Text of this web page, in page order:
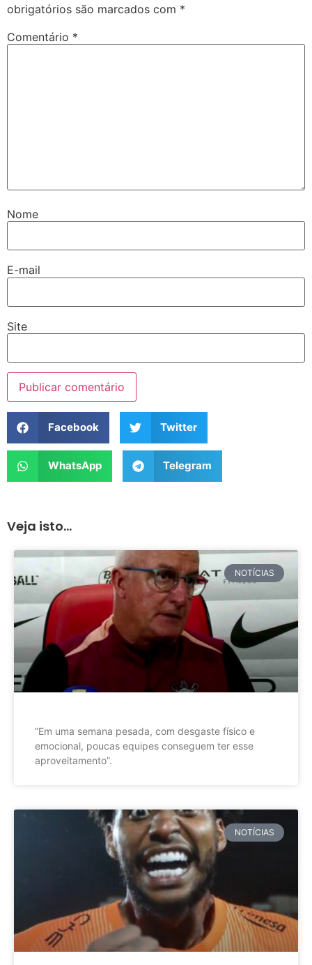
obrigatórios são marcados com *
Comentário *
Nome
E-mail
Site
Facebook Twitter
WhatsApp Telegram
Veja isto...
NOTÍCIAS
”Em uma semana pesada, com desgaste físico e
emocional, poucas equipes conseguem ter esse
aproveitamento”.
NOTÍCIAS